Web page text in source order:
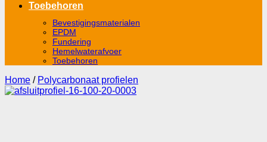
Toebehoren
Bevestigingsmaterialen
EPDM
Fundering
Hemelwaterafvoer
Toebehoren
Home / Polycarbonaat profielen